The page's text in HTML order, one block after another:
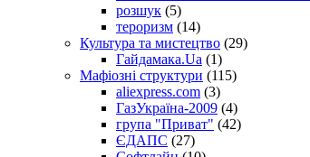
розшук (5)
тероризм (14)
Культура та мистецтво (29)
Гайдамака.Ua (1)
Мафіозні структури (115)
aliexpress.com (3)
ГазУкраїна-2009 (4)
група "Приват" (42)
ЄДАПС (27)